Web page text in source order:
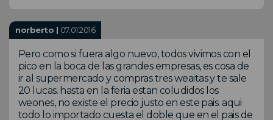
norberto | 07.01.2016
Pero como si fuera algo nuevo, todos vivimos con el
pico en la boca de las grandes empresas, es cosa de
ir al supermercado y compras tres weaitas y te sale
20 lucas. hasta en la feria estan coludidos los
weones, no existe el precio justo en este pais. aqui
todo lo importado cuesta el doble que en el pais de